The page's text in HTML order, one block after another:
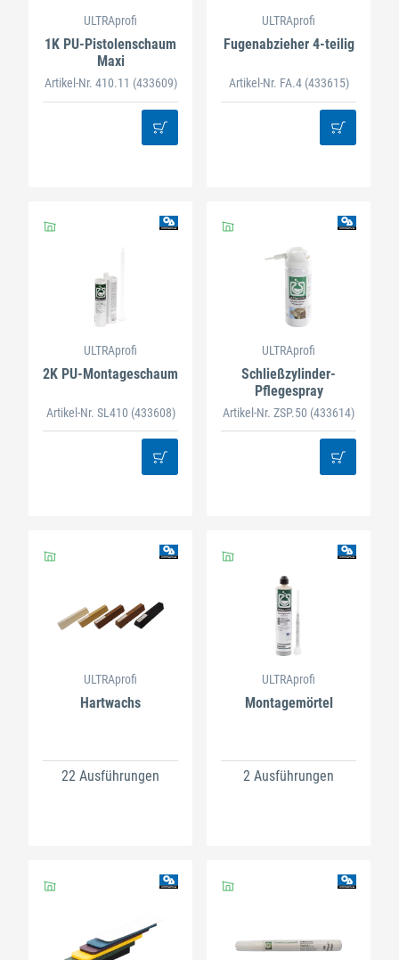
ULTRAprofi
1K PU-Pistolenschaum
Maxi
Artikel-Nr. 410.11 (433609)
ULTRAprofi
Fugenabzieher 4-teilig
Artikel-Nr. FA.4 (433615)
ULTRAprofi
2K PU-Montageschaum
Artikel-Nr. SL410 (433608)
ULTRAprofi
Schließzylinder-
Pflegespray
Artikel-Nr. ZSP.50 (433614)
ULTRAprofi
Hartwachs
22 Ausführungen
ULTRAprofi
Montagemörtel
2 Ausführungen